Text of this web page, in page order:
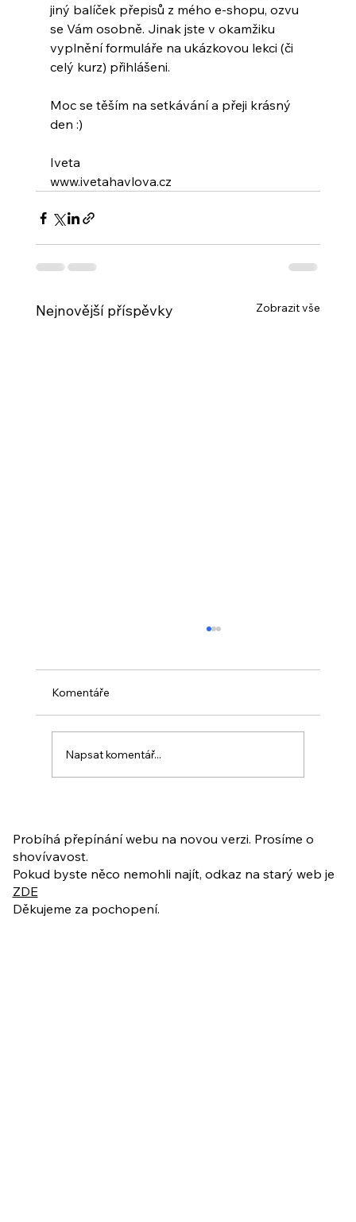
jiný balíček přepisů z mého e-shopu, ozvu
se Vám osobně. Jinak jste v okamžiku
vyplnění formuláře na ukázkovou lekci (či
celý kurz) přihlášeni.
Moc se těším na setkávání a přeji krásný
den :)
Iveta
www.ivetahavlova.cz
Nejnovější příspěvky Zobrazit vše
ukázkové lekce
Komentáře
Napsat komentář...
Probíhá přepínání webu na novou verzi. Prosíme o
shovívavost.
Pokud byste něco nemohli najít, odkaz na starý web je
ZDE
Děkujeme za pochopení.